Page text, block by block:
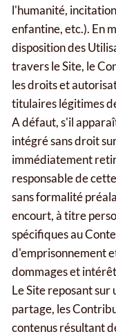
l'humanité,
enfantine, etc.). En
disposition des
travers le Site, le
les droits et
titulaires légitimes
A défaut, s'il
intégré sans droit
immédiatement
responsable de
sans formalité
encourt, à titre
spécifiques au
d'emprisonnement
dommages et
Le Site reposant
partage, les
contenus résultant